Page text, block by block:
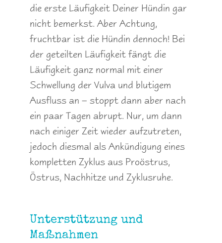
die erste Läufigkeit Deiner Hündin gar
nicht bemerkst. Aber Achtung,
fruchtbar ist die Hündin dennoch! Bei
der geteilten Läufigkeit fängt die
Läufigkeit ganz normal mit einer
Schwellung der Vulva und blutigem
Ausfluss an – stoppt dann aber nach
ein paar Tagen abrupt. Nur, um dann
nach einiger Zeit wieder aufzutreten,
jedoch diesmal als Ankündigung eines
kompletten Zyklus aus Proöstrus,
Östrus, Nachhitze und Zyklusruhe.
Unterstützung und
Maßnahmen